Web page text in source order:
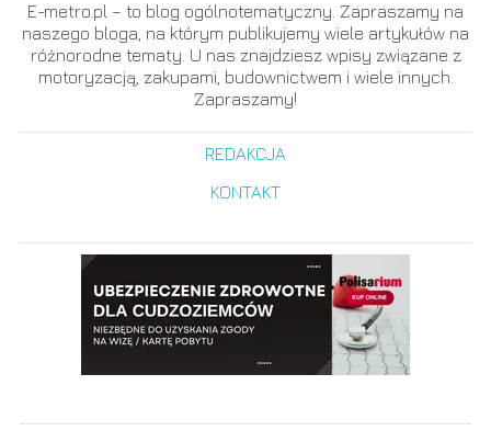
E-metro.pl – to blog ogólnotematyczny. Zapraszamy na
naszego bloga, na którym publikujemy wiele artykułów na
różnorodne tematy. U nas znajdziesz wpisy związane z
motoryzacją, zakupami, budownictwem i wiele innych.
Zapraszamy!
REDAKCJA
KONTAKT